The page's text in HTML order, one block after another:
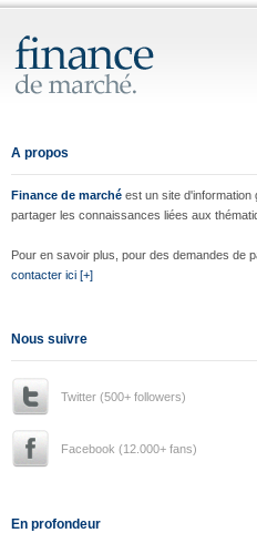
A propos
Finance de marché est un site d'information
partager les connaissances liées aux
Pour en savoir plus, pour des demandes de
contacter ici [+]
Nous suivre
Twitter (500+ followers)
Facebook (12.000+ fans)
En profondeur